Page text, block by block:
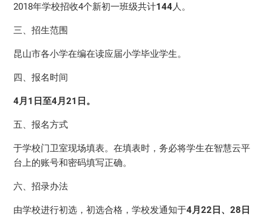
2018年学校招收4个新初一班级共计144人。
三、招生范围
昆山市各小学在编在读应届小学毕业学生。
四、报名时间
4月1日至4月21日。
五、报名方式
于学校门卫室现场填表。在填表时，务必将学生在智慧云平
台上的账号和密码填写正确。
六、招录办法
由学校进行初选，初选合格，学校发通知于4月22日、28日